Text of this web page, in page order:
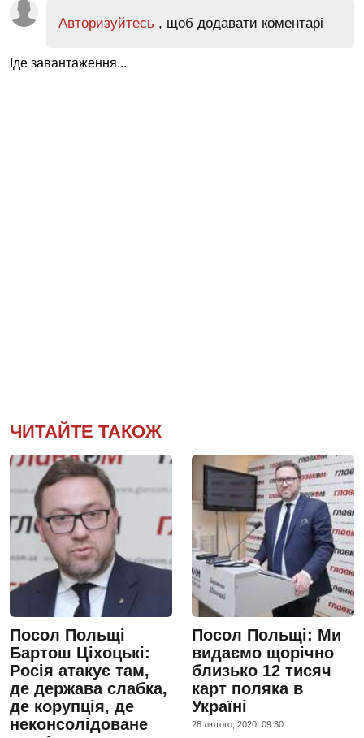
Авторизуйтесь , щоб додавати коментарі
Іде завантаження...
ЧИТАЙТЕ ТАКОЖ
Посол Польщі
Бартош Ціхоцькі:
Росія атакує там,
де держава слабка,
де корупція, де
неконсолідоване
Посол Польщі: Ми
видаємо щорічно
близько 12 тисяч
карт поляка в
Україні
28 лютого, 2020, 09:30